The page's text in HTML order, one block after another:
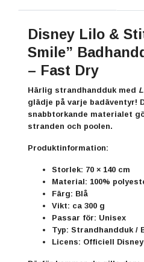
Disney Lilo &
Smile”
– Fast Dry
Härlig strandhandduk med
glädje på varje badäventyr!
snabbtorkande materialet
stranden och poolen.
Produktinformation:
Storlek: 70 × 140 cm
Material: 100%
Färg: Blå
Vikt: ca 300 g
Passar för: Unisex
Typ: Strandhandduk /
Licens: Officiell